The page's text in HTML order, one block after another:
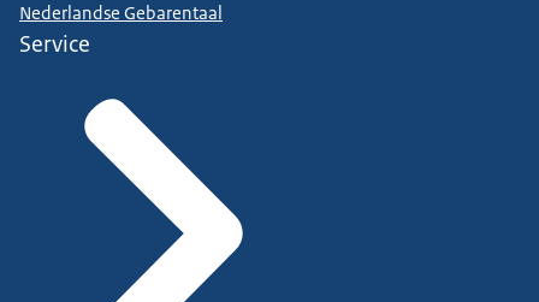
Nederlandse Gebarentaal
Service